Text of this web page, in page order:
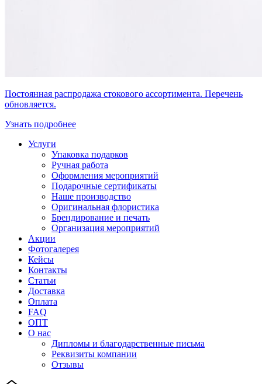
Постоянная распродажа стокового ассортимента. Перечень
обновляется.
Узнать подробнее
Услуги
Упаковка подарков
Ручная работа
Оформления мероприятий
Подарочные сертификаты
Наше производство
Оригинальная флористика
Брендирование и печать
Организация мероприятий
Акции
Фотогалерея
Кейсы
Контакты
Статьи
Доставка
Оплата
FAQ
ОПТ
О нас
Дипломы и благодарственные письма
Реквизиты компании
Отзывы